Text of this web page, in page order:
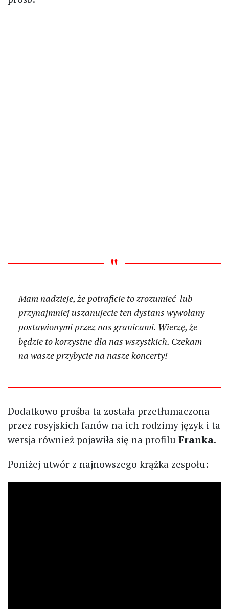
Mam nadzieje, że potraficie to zrozumieć lub
przynajmniej uszanujecie ten dystans wywołany
postawionymi przez nas granicami. Wierzę, że
będzie to korzystne dla nas wszystkich. Czekam
na wasze przybycie na nasze koncerty!
Dodatkowo prośba ta została przetłumaczona
przez rosyjskich fanów na ich rodzimy język i ta
wersja również pojawiła się na profilu Franka.
Poniżej utwór z najnowszego krążka zespołu: